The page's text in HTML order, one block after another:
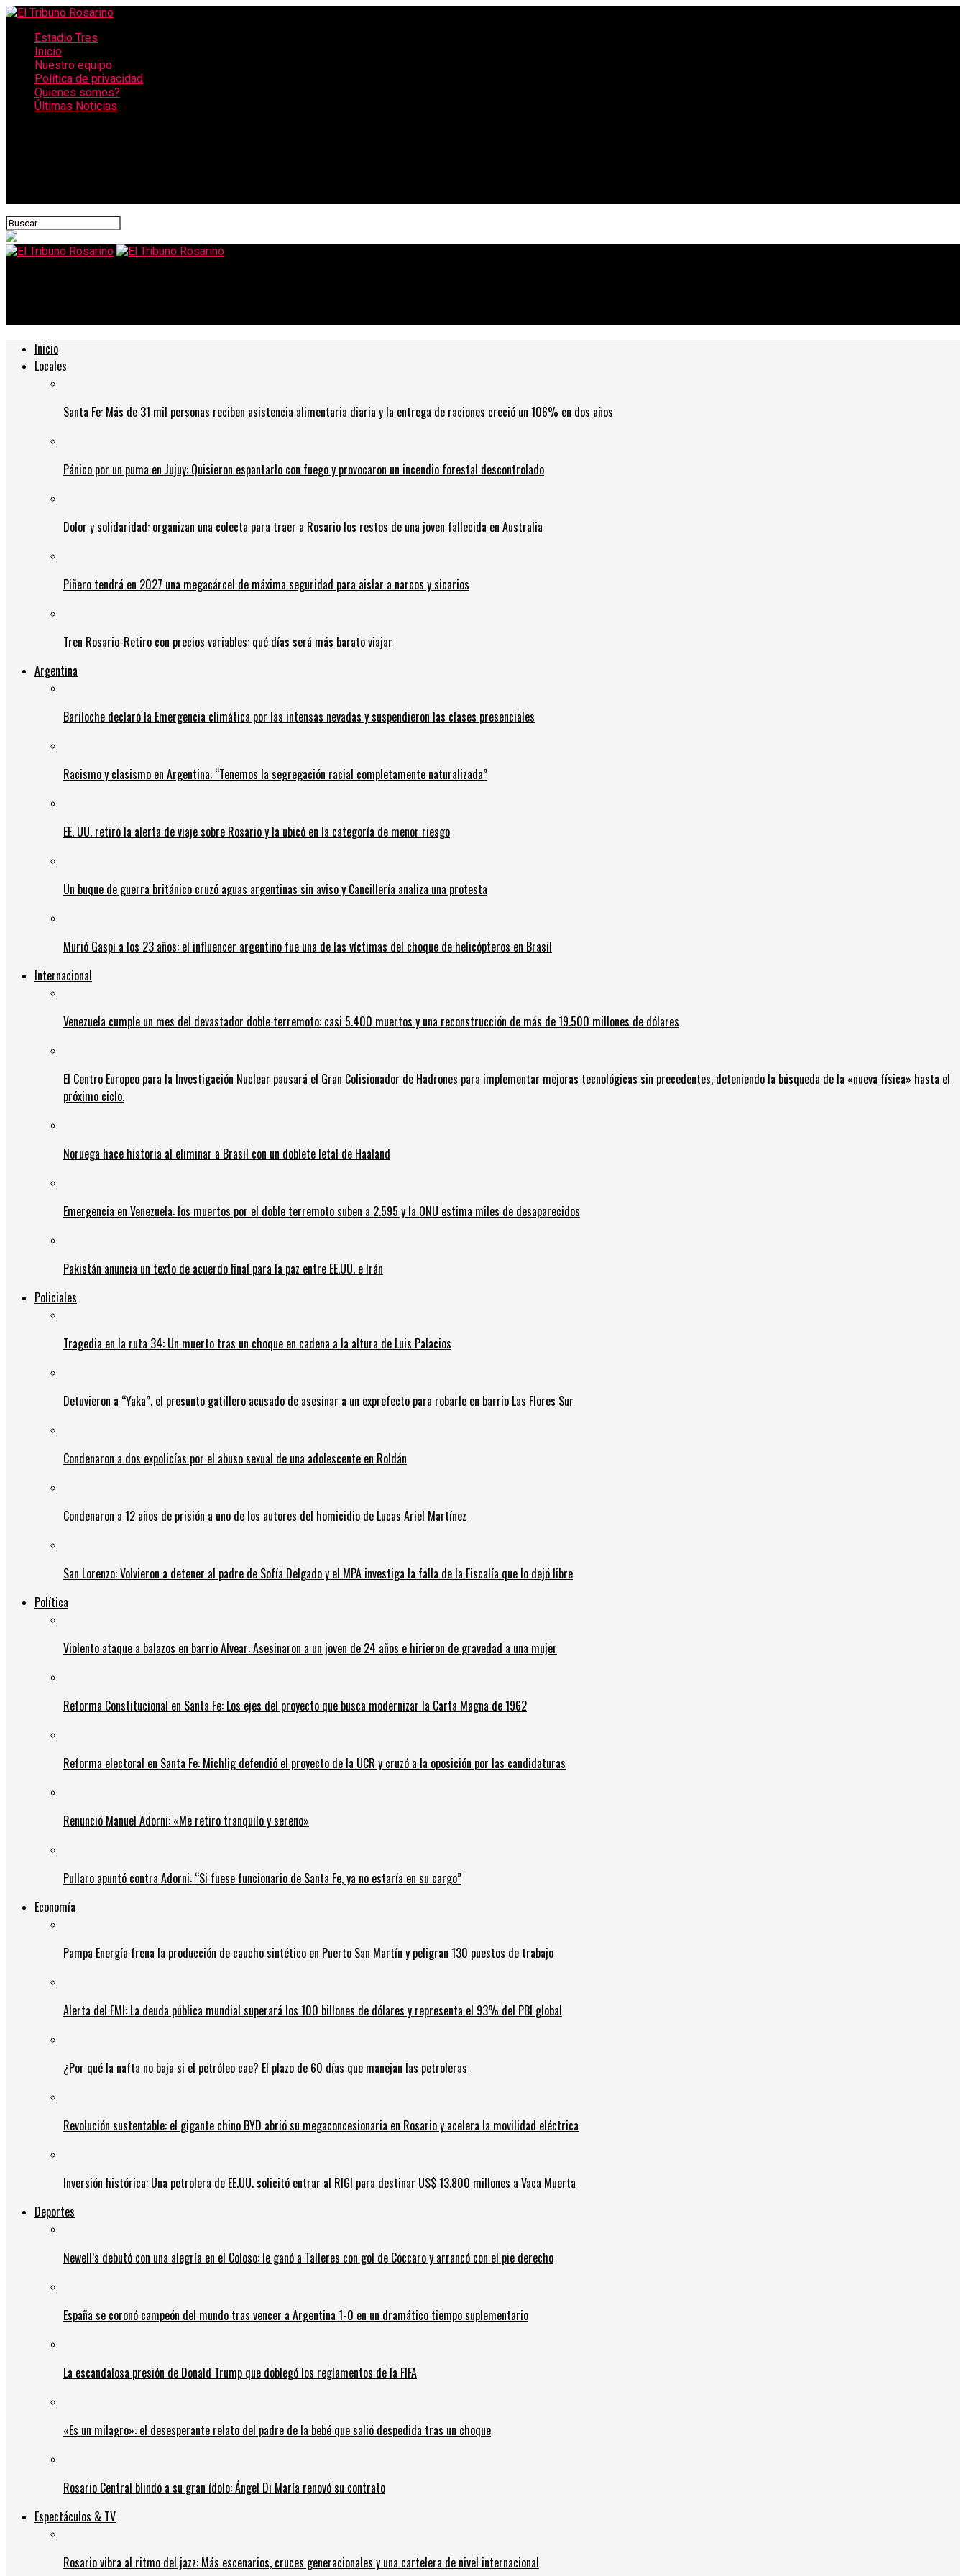
Estadio Tres
Inicio
Nuestro equipo
Política de privacidad
Quienes somos?
Últimas Noticias
Inicio
Locales
Santa Fe: Más de 31 mil personas reciben asistencia alimentaria diaria y la entrega de raciones creció un 106% en dos años
Pánico por un puma en Jujuy: Quisieron espantarlo con fuego y provocaron un incendio forestal descontrolado
Dolor y solidaridad: organizan una colecta para traer a Rosario los restos de una joven fallecida en Australia
Piñero tendrá en 2027 una megacárcel de máxima seguridad para aislar a narcos y sicarios
Tren Rosario-Retiro con precios variables: qué días será más barato viajar
Argentina
Bariloche declaró la Emergencia climática por las intensas nevadas y suspendieron las clases presenciales
Racismo y clasismo en Argentina: “Tenemos la segregación racial completamente naturalizada”
EE. UU. retiró la alerta de viaje sobre Rosario y la ubicó en la categoría de menor riesgo
Un buque de guerra británico cruzó aguas argentinas sin aviso y Cancillería analiza una protesta
Murió Gaspi a los 23 años: el influencer argentino fue una de las víctimas del choque de helicópteros en Brasil
Internacional
Venezuela cumple un mes del devastador doble terremoto: casi 5.400 muertos y una reconstrucción de más de 19.500 millones de dólares
El Centro Europeo para la Investigación Nuclear pausará el Gran Colisionador de Hadrones para implementar mejoras tecnológicas sin precedentes, deteniendo la búsqueda de la «nueva física» hasta el
próximo ciclo.
Noruega hace historia al eliminar a Brasil con un doblete letal de Haaland
Emergencia en Venezuela: los muertos por el doble terremoto suben a 2.595 y la ONU estima miles de desaparecidos
Pakistán anuncia un texto de acuerdo final para la paz entre EE.UU. e Irán
Policiales
Tragedia en la ruta 34: Un muerto tras un choque en cadena a la altura de Luis Palacios
Detuvieron a “Yaka”, el presunto gatillero acusado de asesinar a un exprefecto para robarle en barrio Las Flores Sur
Condenaron a dos expolicías por el abuso sexual de una adolescente en Roldán
Condenaron a 12 años de prisión a uno de los autores del homicidio de Lucas Ariel Martínez
San Lorenzo: Volvieron a detener al padre de Sofía Delgado y el MPA investiga la falla de la Fiscalía que lo dejó libre
Política
Violento ataque a balazos en barrio Alvear: Asesinaron a un joven de 24 años e hirieron de gravedad a una mujer
Reforma Constitucional en Santa Fe: Los ejes del proyecto que busca modernizar la Carta Magna de 1962
Reforma electoral en Santa Fe: Michlig defendió el proyecto de la UCR y cruzó a la oposición por las candidaturas
Renunció Manuel Adorni: «Me retiro tranquilo y sereno»
Pullaro apuntó contra Adorni: “Si fuese funcionario de Santa Fe, ya no estaría en su cargo”
Economía
Pampa Energía frena la producción de caucho sintético en Puerto San Martín y peligran 130 puestos de trabajo
Alerta del FMI: La deuda pública mundial superará los 100 billones de dólares y representa el 93% del PBI global
¿Por qué la nafta no baja si el petróleo cae? El plazo de 60 días que manejan las petroleras
Revolución sustentable: el gigante chino BYD abrió su megaconcesionaria en Rosario y acelera la movilidad eléctrica
Inversión histórica: Una petrolera de EE.UU. solicitó entrar al RIGI para destinar US$ 13.800 millones a Vaca Muerta
Deportes
Newell’s debutó con una alegría en el Coloso: le ganó a Talleres con gol de Cóccaro y arrancó con el pie derecho
España se coronó campeón del mundo tras vencer a Argentina 1-0 en un dramático tiempo suplementario
La escandalosa presión de Donald Trump que doblegó los reglamentos de la FIFA
«Es un milagro»: el desesperante relato del padre de la bebé que salió despedida tras un choque
Rosario Central blindó a su gran ídolo: Ángel Di María renovó su contrato
Espectáculos & TV
Rosario vibra al ritmo del jazz: Más escenarios, cruces generacionales y una cartelera de nivel internacional